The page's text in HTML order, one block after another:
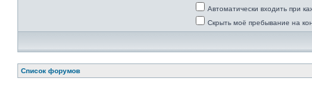
Автоматически входить при
Скрыть моё пребывание на
Список форумов